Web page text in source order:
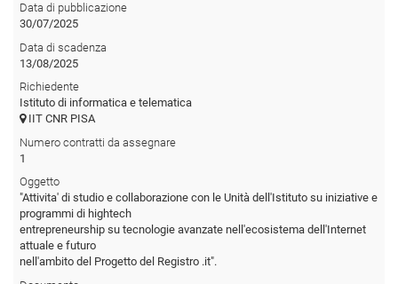
Data di pubblicazione
30/07/2025
Data di scadenza
13/08/2025
Richiedente
Istituto di informatica e telematica
IIT CNR PISA
Numero contratti da assegnare
1
Oggetto
"Attivita' di studio e collaborazione con le Unità dell'Istituto su iniziative e
programmi di hightech
entrepreneurship su tecnologie avanzate nell'ecosistema dell'Internet
attuale e futuro
nell'ambito del Progetto del Registro .it".